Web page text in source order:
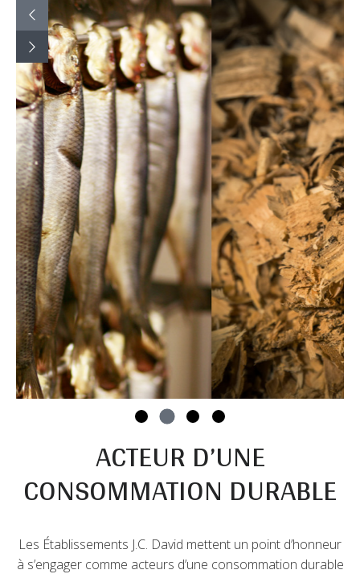
ACTEUR D’UNE
CONSOMMATION DURABLE
Les Établissements J.C. David mettent un point d’honneur
à s’engager comme acteurs d’une consommation durable